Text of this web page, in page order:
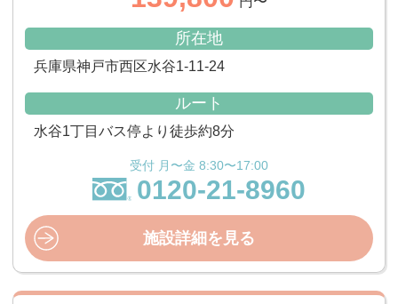
所在地
兵庫県神戸市西区水谷1-11-24
ルート
水谷1丁目バス停より徒歩約8分
受付 月〜金 8:30〜17:00
0120-21-8960
施設詳細を見る